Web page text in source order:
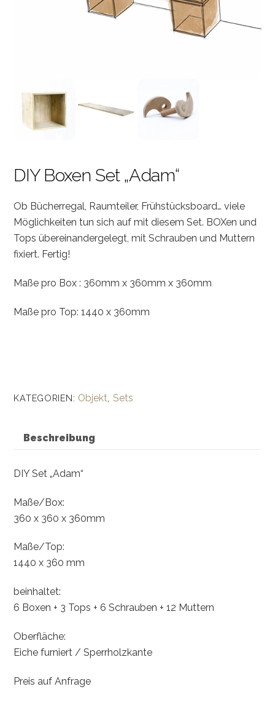
DIY Boxen Set „Adam“
Ob Bücherregal, Raumteiler, Frühstücksboard… viele
Möglichkeiten tun sich auf mit diesem Set. BOXen und
Tops übereinandergelegt, mit Schrauben und Muttern
fixiert. Fertig!
Maße pro Box : 360mm x 360mm x 360mm
Maße pro Top: 1440 x 360mm
KATEGORIEN: Objekt Sets
Beschreibung
DIY Set „Adam“
Maße/Box:
360 x 360 x 360mm
Maße/Top:
1440 x 360 mm
beinhaltet:
6 Boxen + 3 Tops + 6 Schrauben + 12 Muttern
Oberfläche:
Eiche furniert / Sperrholzkante
Preis auf Anfrage